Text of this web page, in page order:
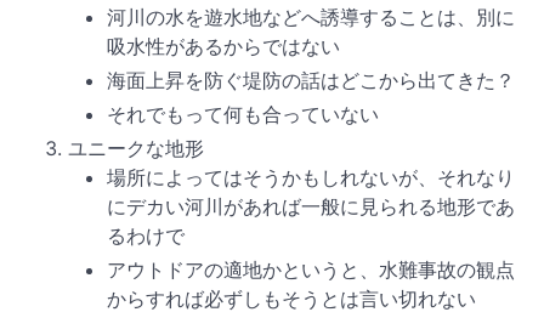
河川の水を遊水地などへ誘導することは、別に
吸水性があるからではない
海面上昇を防ぐ堤防の話はどこから出てきた？
それでもって何も合っていない
ユニークな地形
場所によってはそうかもしれないが、それなり
にデカい河川があれば一般に見られる地形であ
るわけで
アウトドアの適地かというと、水難事故の観点
からすれば必ずしもそうとは言い切れない